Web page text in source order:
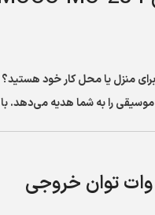
منزل یا محل کار خود هستید؟
را به شما هدیه می‌دهد. با